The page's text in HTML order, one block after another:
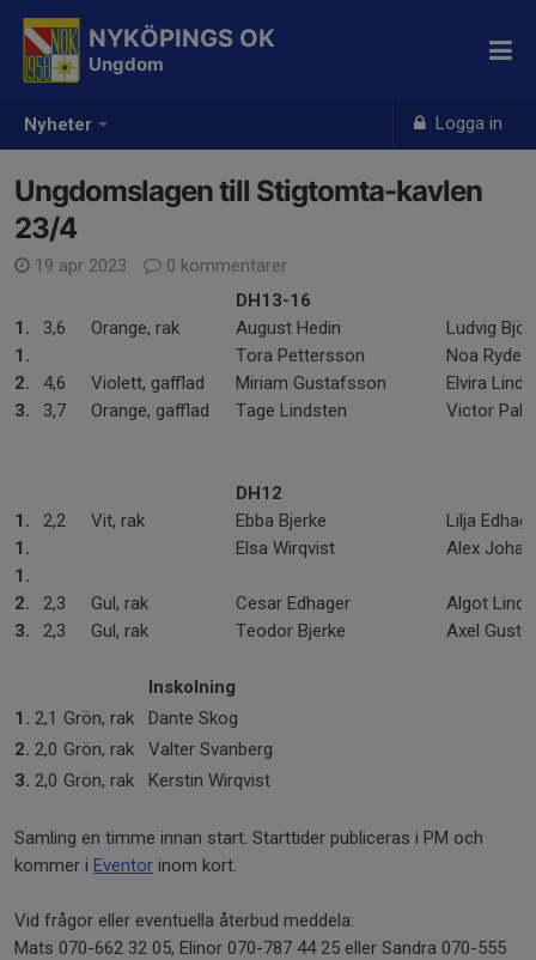
Nyheter Logga in
NYKÖPINGS OK
Ungdom
Ungdomslagen till Stigtomta-kavlen
23/4
19 apr 2023
0 kommentarer
DH13-16
1.
3,6 Orange, rak August Hedin
Ludvig
1.
Tora Pettersson
Noa
2.
4,6 Violett, gafflad Miriam Gustafsson
Elvira
3.
3,7 Orange, gafflad Tage Lindsten Victor
DH12
1.
2,2 Vit, rak Ebba Bjerke
Lilja
1.
Elsa Wirqvist
Alex
1.
2.
2,3 Gul, rak Cesar Edhager
Algot
3.
2,3 Gul, rak Teodor Bjerke Axel
Inskolning
1. 2,1 Grön, rak
Dante Skog
2. 2,0 Grön, rak
Valter Svanberg
3. 2,0 Grön, rak Kerstin Wirqvist
Samling en timme innan start. Starttider publiceras i PM och
kommer i Eventor inom kort.
Vid frågor eller eventuella återbud meddela:
Mats 070-662 32 05, Elinor 070-787 44 25 eller Sandra 070-555